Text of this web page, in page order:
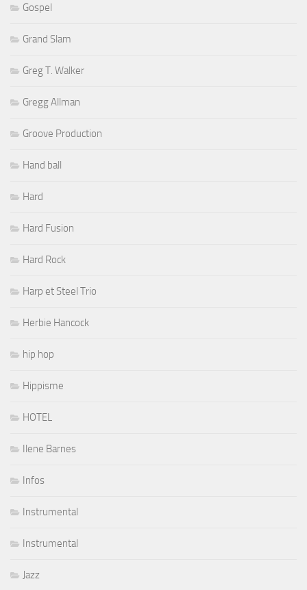
Gospel
Grand Slam
Greg T. Walker
Gregg Allman
Groove Production
Hand ball
Hard
Hard Fusion
Hard Rock
Harp et Steel Trio
Herbie Hancock
hip hop
Hippisme
HOTEL
Ilene Barnes
Infos
Instrumental
Instrumental
Jazz